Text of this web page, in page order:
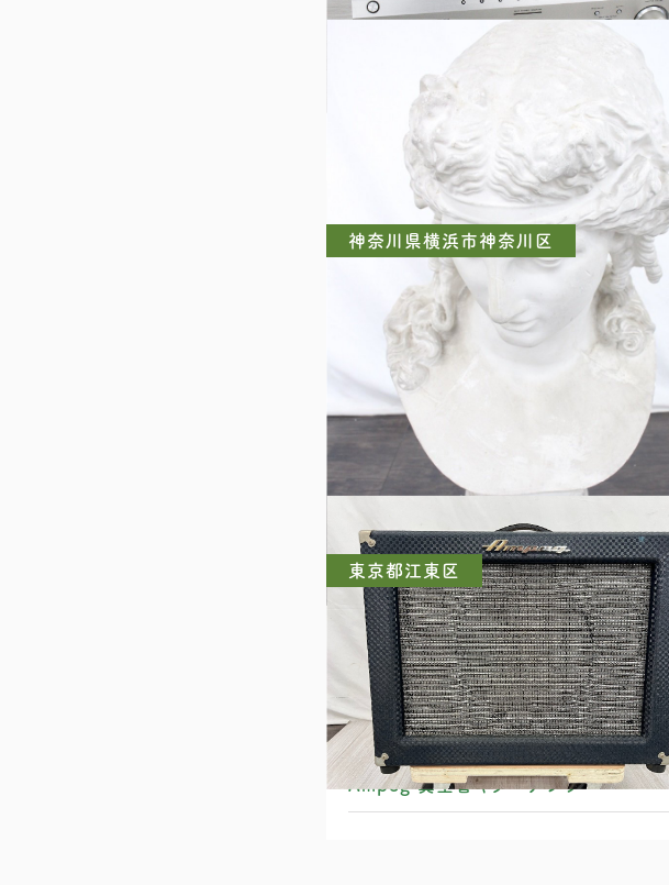
SONY TA-DA5300ES AVアンプ
神奈川県横浜市神奈川区
デッサン用 大型石膏像 石膏モデル
東京都江東区
Ampeg 真空管ギターアンプ